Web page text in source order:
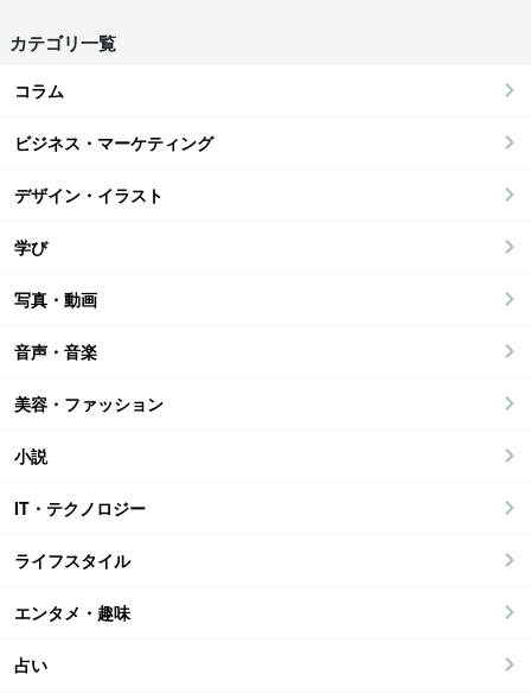
カテゴリ一覧
コラム
ビジネス・マーケティング
デザイン・イラスト
学び
写真・動画
音声・音楽
美容・ファッション
小説
IT・テクノロジー
ライフスタイル
エンタメ・趣味
占い